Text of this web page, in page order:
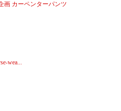
画 カーペンターパンツ
wea...